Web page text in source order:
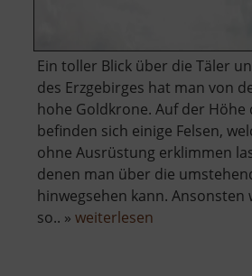
Ein toller Blick über die Täler
des Erzgebirges hat man von
hohe Goldkrone. Auf der Höhe
befinden sich einige Felsen,
ohne Ausrüstung erklimmen
denen man über die
hinwegsehen kann. Ansonsten
so.. » weiterlesen